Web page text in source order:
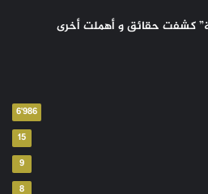
كشفت حقائق و أهملت أخرى
6٬986
15
9
8